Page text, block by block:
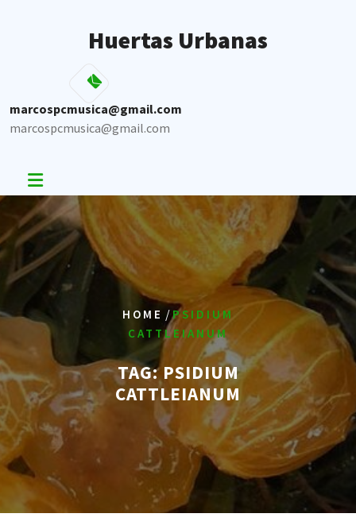
Huertas Urbanas
marcospcmusica@gmail.com
marcospcmusica@gmail.com
HOME /PSIDIUM
CATTLEIANUM
TAG:PSIDIUM
CATTLEIANUM